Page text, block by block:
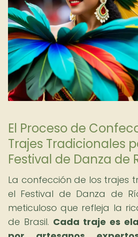
El Proceso de
Trajes Tradicionales
Festival de Danza de
La confección de los trajes
el Festival de Danza de
meticuloso que refleja la
de Brasil. Cada traje es